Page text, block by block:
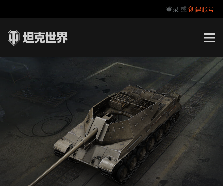
登录 或创建账号
你好，吾久
万圣节
《以战止战》
官方自媒体